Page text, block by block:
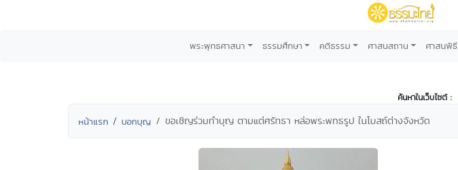
พระพุทธศาสนา ธรรมศึกษา คติธรรม ศาสนสถาน ศาสนพิธี
ค้นหาในเว็บไซต์ :
หน้าแรก บอกบุญ ขอเชิญร่วมทำบุญ ตามแต่ศรัทธา หล่อพระพทธรูป ในโบสถ์ต่างจังหวัด